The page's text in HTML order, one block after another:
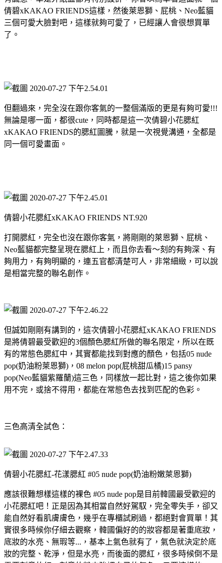
倩碧xKAKAO FRIENDS這樣，然後萊恩獅、屁桃、Neo藍貓
三個可愛大臉對吧，這樣就夠可愛了，已經讓人會很想買單
了。
但翻過來，完全沒在跟你客氣的一整個滿版的更是有夠可愛!!!
無論是哪一面，都很cute，同時都是這一次倩碧小花腮紅
xKAKAO FRIENDS的腮紅圖騰，就是一次視覺溝通，全都是
同一個可愛畫面。
倩碧小花腮紅xKAKAO FRIENDS NT.920
打開腮紅，完全也沒在跟你客氣，將剛剛的萊恩獅、屁桃、
Neo藍貓都完整呈現在腮紅上，而且你去看～刻的有夠深、有
夠用力，有夠明顯的，連五官都清楚可人，非常細緻，可以說
是相當完整的聯名創作。
但誠如剛剛有講到的，這次倩碧小花腮紅xKAKAO FRIENDS
是將倩碧最受歡迎的3個顏色腮紅所做的聯名限定，所以在既
有的常態色腮紅中，其實都能找到對應的顏色，包括05 nude
pop(奶油粉萊恩獅)，08 melon pop(屁桃甜瓜橘)15 pansy
pop(Neo藍貓紫羅蘭)這三色，同樣放一起比對，這之後你如果
用不完，或捨不得用，都能在常態色去找到匹配的色彩。
三色高清全試色：
倩碧小花腮紅-花漾腮紅 #05 nude pop(奶油粉嫩萊恩獅)
應該很難想樣這樣的裸色 #05 nude pop是目前韓國最受歡迎的
小花腮紅吧！正是因為其相當自然好駕馭，完全零失手，卻又
能自然好看肌膚膚色，幾乎在專櫃試刷過，都絕對會買單！其
實很多時候你仔細去觀察，韓國偏好的的妝容都是著重底妝，
底妝的水亮、無瑕等...，基本上氣色就有了，氣色就決定於底
妝的完整、乾淨，但是水亮，而後面的腮紅，很多時候倒不是